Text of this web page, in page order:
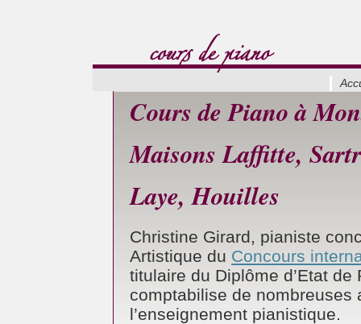
Cours de Piano à
Maisons Laffitte,
Laye, Houilles
Christine Girard, pianiste
Artistique du Concours
titulaire du Diplôme d’Etat
comptabilise de nombreuses
l’enseignement pianistique.